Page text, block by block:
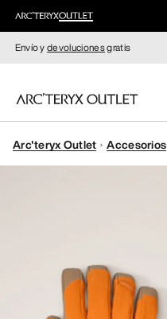
Envío ydevolucionesgratis
MUJERE
Arc'teryx Outlet Accesorios